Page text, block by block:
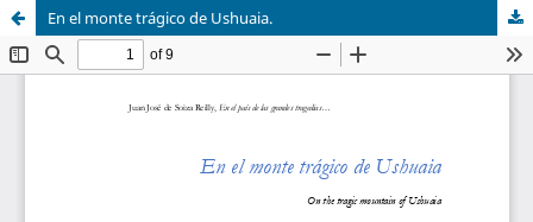
En el monte trágico de Ushuaia.